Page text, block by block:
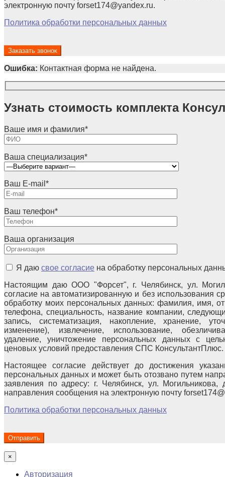
электронную почту forset174@yandex.ru.
Политика обработки персональных данных
Ошибка: Контактная форма не найдена.
Узнать стоимость комплекта
Ваше имя и фамилия*
Ваша специализация*
Ваш E-mail *
Ваш телефон*
Ваша организация
Я даю свое согласие на обработку персональных
Настоящим даю ООО "Форсет", г. Челябинск, ул.
согласие на автоматизированную и без использования
обработку моих персональных данных: фамилия, имя,
телефона, специальность, название компании,
запись, систематизация, накопление, хранение,
изменение), извлечение, использование,
удаление, уничтожение персональных данных с
ценовых условий предоставления СПС КонсультантПлюс.
Настоящее согласие действует до достижения
персональных данных и может быть отозвано путем
заявления по адресу: г. Челябинск, ул.
направления сообщения на электронную почту
Политика обработки персональных данных
×
Авторизация